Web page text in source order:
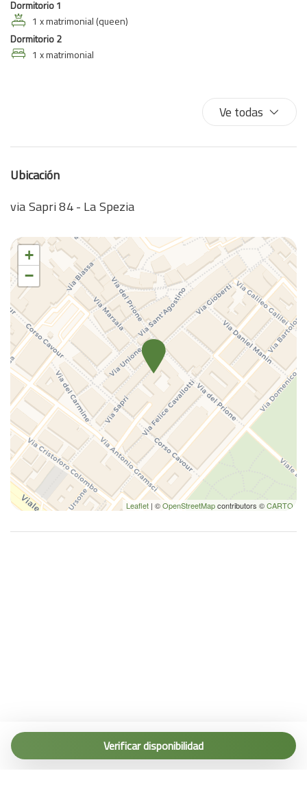
Secador de pelo
Sofá
Trona
Dormitorio 1
1 x matrimonial (queen)
Dormitorio 2
1 x matrimonial
Ve todas
Ubicación
via Sapri 84 - La Spezia
+
−
Leaflet | ©OpenStreetMapcontributors ©CARTO
Verificar disponibilidad
Tel. (+39) 0187 1560067
info@terremarine.it
Scrivici su WhatsApp